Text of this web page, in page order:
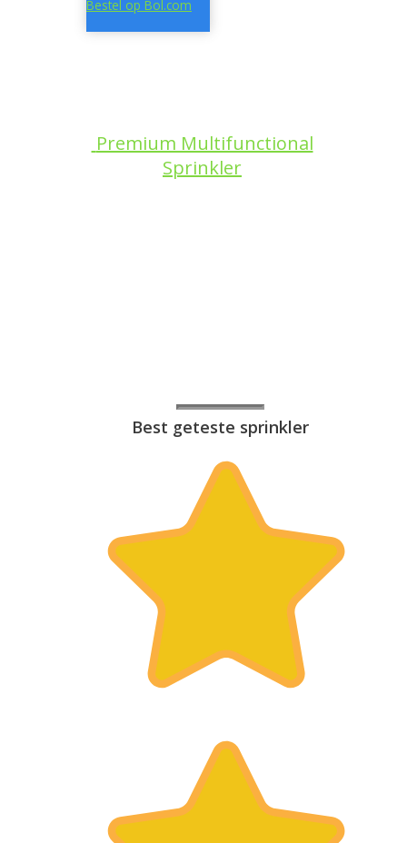
Bestel op Bol.com
Premium Multifunctional
Sprinkler
Best geteste sprinkler